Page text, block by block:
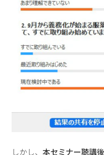
しかし、 本セミナー聴講